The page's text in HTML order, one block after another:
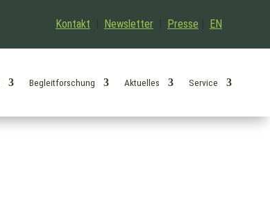
Kontakt Newsletter| Presse EN
Begleitforschung Aktuelles Service